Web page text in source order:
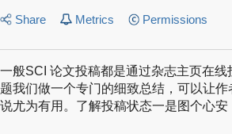
Share Metrics Permissions
一般SCI 论文投稿都是通过杂志主页在
题我们做一个专门的细致总结，可以让
说尤为有用。了解投稿状态一是图个心